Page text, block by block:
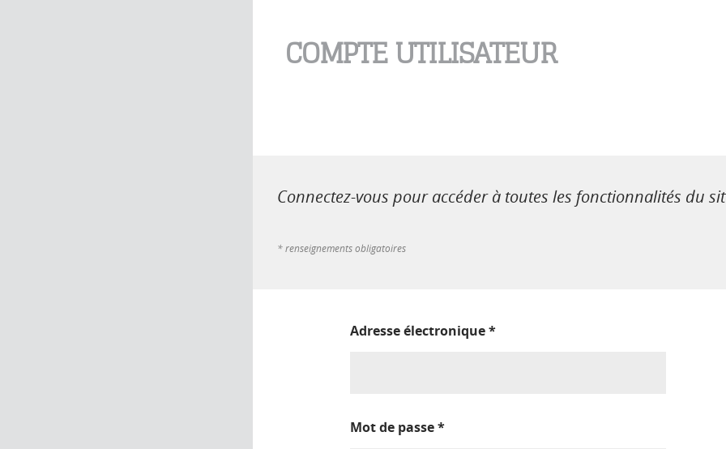
COMPTE UTILISATEUR
Connectez-vous pour accéder à toutes les fonctionnalités du
* renseignements obligatoires
Adresse électronique*
Mot de passe*